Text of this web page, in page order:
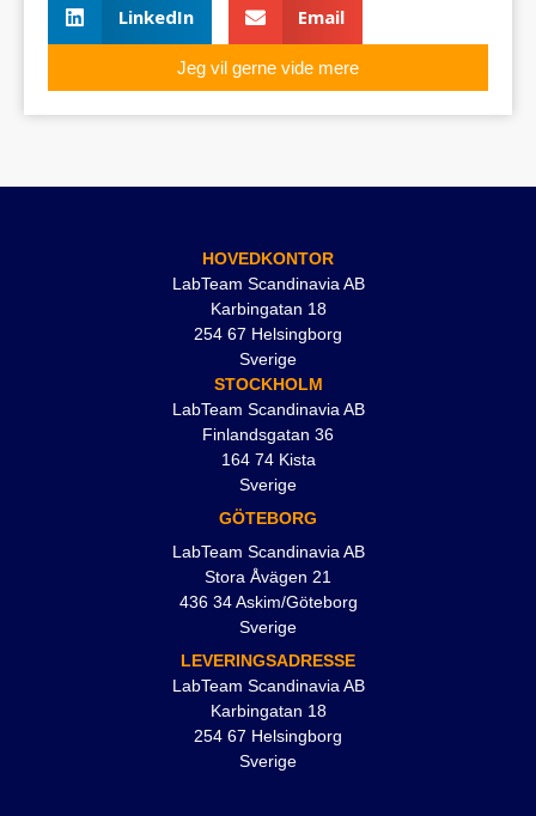
LinkedIn Email
Jeg vil gerne vide mere
HOVEDKONTOR
LabTeam Scandinavia AB
Karbingatan 18
254 67 Helsingborg
Sverige
STOCKHOLM
LabTeam Scandinavia AB
Finlandsgatan 36
164 74 Kista
Sverige
GÖTEBORG
LabTeam Scandinavia AB
Stora Åvägen 21
436 34 Askim/Göteborg
Sverige
LEVERINGSADRESSE
LabTeam Scandinavia AB
Karbingatan 18
254 67 Helsingborg
Sverige